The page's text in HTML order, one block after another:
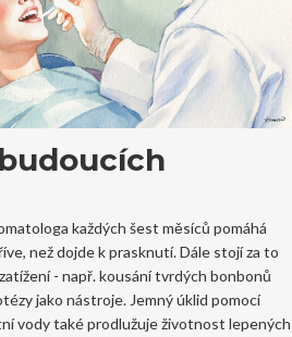
každých šest měsíců pomáhá
než dojde k prasknutí. Dále stojí za to
- např. kousání tvrdých bonbonů
jako nástroje. Jemný úklid pomocí
vody také prodlužuje životnost lepených